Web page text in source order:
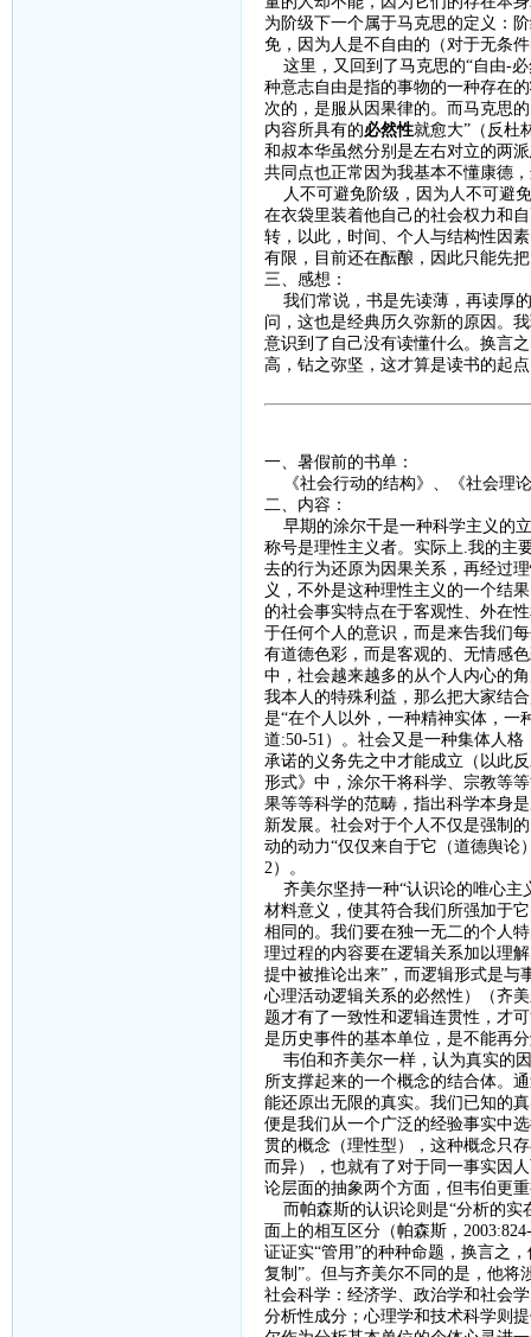
为阶级下一个属于马克思的定义：
免，因为人是不自由的（对于无条
这里，又回到了马克思的“自由-必
种意志自由是指的事物的一种存在
次的，是服从因果律的。而马克思
内容所具有的必然性就愈大”（反杜
和叔本华虽然分别是左右对立的两
共同点也正常因为我基本不懂康德
人不可避免阶级，因为人不可避
在衣袋里装着他自己的社会权力和
转，以此，时间、个人与结构性因
有限，目前还在酝酿，因此只能先
三、感想：
我们常说，书是先读薄，再读厚
问，这也是经典历久弥新的原因。
意识到了自己没有读懂什么。换言
高，钻之弥坚，这才算是读书的起
一、暑假前的书单：
《社会行动的结构》、《社会理
二、内容：
早期的涂尔干是一种科学主义的
称号是理性主义者。实际上 我的主
去的行为还原为因果关系，再经过
义，不外是这种理性主义的一个结
的社会事实特点在于客观性、外在
于任何个人的意识，而是来告我们
有道德色彩，而是客观的、无情感
中，社会越来越多的从个人内心的
我本人的特殊利益，那么把大家结
是“在个人以外，一种精神实体，一
道:50-51 ）。社会又是一种集体人
承诺的义务先之中才能成立（以此
形式》中，涂尔干将科学、宗教等
果等等科学的范畴，指出科学本身
新发展。社会对于个人不仅是强制
动的动力“仅仅来自于它（道德舆论
2 ）。
齐美尔坚持一种“认识论的唯心主
材料意义，使其符合我们所强加于
相同的。我们要在独一无二的个人
理过程的内容要在逻辑关系加以理
提中被推论出来”，而逻辑形式是与
心理活动逻辑关系的必然性）（齐
题才有了一致性和逻辑连贯性，才
是历史事件的基本单位，是不能再
韦伯和齐美尔一样，认为真实的
所支撑起来的一个概念的结合体。
能还原出无限的真实。我们已知的
便是我们从一个广泛的经验事实中
贯的概念（理性型），这种概念只
而异），也就有了对于同一事实因
论层面的抽象两个方面，但韦伯更
而帕森斯的认识论则是“分析的实
面上的相互区分（帕森斯，
证证实“管用”的种种命题，换言之
复制”。但与齐美尔不同的是，他将
社会科学：经济学、政治学和社会
分析性成分；心理学和技术科学则